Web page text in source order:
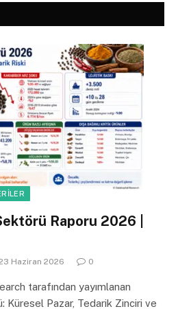
Raporu 2026 |
Haziran 2026 0
tarafından yayımlanan
Küresel Pazar, Tedarik Zinciri ve